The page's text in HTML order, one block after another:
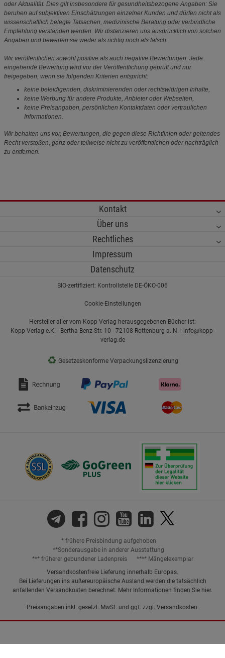
oder Aktualität. Dies gilt insbesondere für gesundheitsbezogene Angaben: Sie
beruhen auf subjektiven Einschätzungen einzelner Kunden und dürfen nicht als
wissenschaftlich belegte Tatsachen, medizinische Beratung oder verbindliche
Empfehlung verstanden werden. Wir distanzieren uns ausdrücklich von solchen
Angaben und bewerten sie weder als richtig noch als falsch.
Wir veröffentlichen sowohl positive als auch negative Bewertungen. Jede
eingehende Bewertung wird vor der Veröffentlichung geprüft und nur
freigegeben, wenn sie folgenden Kriterien entspricht:
keine beleidigenden, diskriminierenden oder rechtswidrigen Inhalte,
keine Werbung für andere Produkte, Anbieter oder Webseiten,
keine Preisangaben, persönlichen Kontaktdaten oder vertraulichen
Informationen.
Wir behalten uns vor, Bewertungen, die gegen diese Richtlinien oder geltendes
Recht verstoßen, ganz oder teilweise nicht zu veröffentlichen oder nachträglich
zu entfernen.
Kontakt
Über uns
Rechtliches
Impressum
Datenschutz
BIO-zertifiziert: Kontrollstelle DE-ÖKO-006
Cookie-Einstellungen
Hersteller aller vom Kopp Verlag herausgegebenen Bücher ist:
Kopp Verlag e.K. - Bertha-Benz-Str. 10 - 72108 Rottenburg a. N. - info@kopp-
verlag.de
♻ Gesetzeskonforme Verpackungslizenzierung
* frühere Preisbindung aufgehoben
**Sonderausgabe in anderer Ausstattung
*** früherer gebundener Ladenpreis
**** Mängelexemplar
Versandkostenfreie Lieferung innerhalb Europas.
Bei Lieferungen ins außereuropäische Ausland werden die tatsächlich
anfallenden Versandkosten berechnet. Mehr Informationen finden Sie hier.
Preisangaben inkl. gesetzl. MwSt. und ggf. zzgl. Versandkosten.